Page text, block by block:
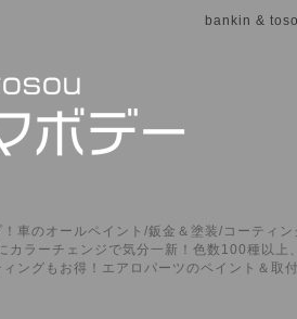
bankin &
車のオールペイント/鈑金＆塗装/コーティ
ラーチェンジで気分一新！色数100種以上
ングもお得！エアロパーツのペイント＆取